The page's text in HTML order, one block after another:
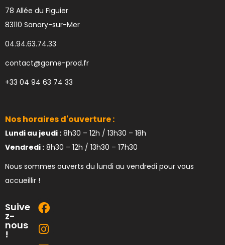
78 Allée du Figuier
83110 Sanary-sur-Mer
04.94.63.74.33
contact@game-prod.fr
+33 04 94 63 74 33
Nos horaires d'ouverture :
Lundi au jeudi : 8h30 – 12h / 13h30 – 18h
Vendredi : 8h30 – 12h / 13h30 – 17h30
Nous sommes ouverts du lundi au vendredi pour vous
accueillir !
Suive
z-
nous
!